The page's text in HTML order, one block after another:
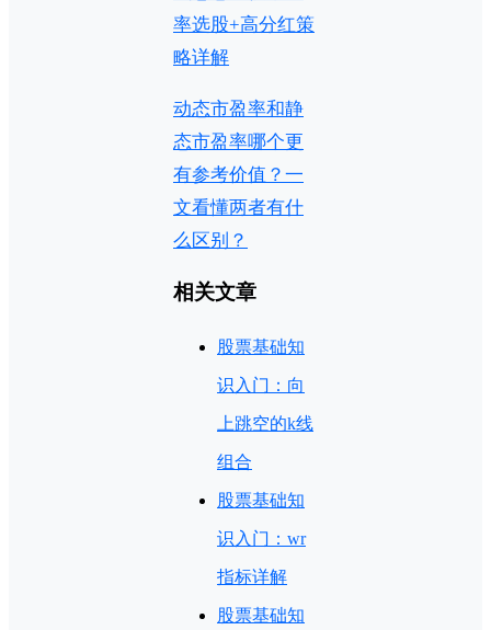
率选股+高分红策
略详解
动态市盈率和静
态市盈率哪个更
有参考价值？一
文看懂两者有什
么区别？
相关文章
股票基础知
识入门：向
上跳空的k线
组合
股票基础知
识入门：wr
指标详解
股票基础知